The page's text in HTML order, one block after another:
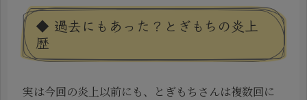
◆ 過去にもあった？とぎもちの炎上
歴
実は今回の炎上以前にも、とぎもちさんは複数回に